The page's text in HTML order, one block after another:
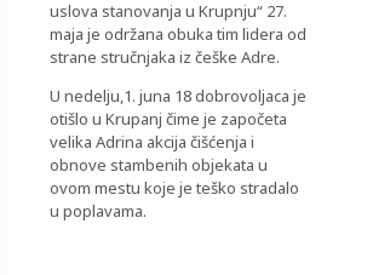
uslova stanovanja u Krupnju“ 27.
maja je održana obuka tim lidera od
strane stručnjaka iz češke Adre.
U nedelju,1. juna 18 dobrovoljaca je
otišlo u Krupanj čime je započeta
velika Adrina akcija čišćenja i
obnove stambenih objekata u
ovom mestu koje je teško stradalo
u poplavama.